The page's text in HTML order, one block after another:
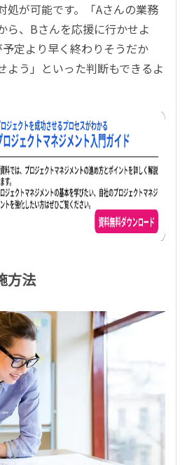
処が可能です。「Aさんの業務
ら、Bさんを応援に行かせよ
定より早く終わりそうだか
よう」といった判断もできるよ
方法